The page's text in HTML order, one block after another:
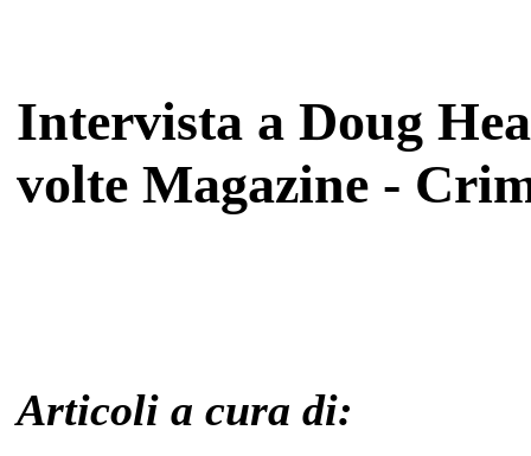
Intervista a Doug
volte Magazine -
Articoli a cura di: